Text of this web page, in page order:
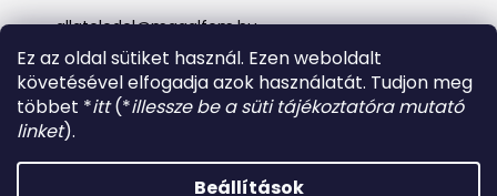
Ez az oldal sütiket használ. Ezen weboldalt
követésével elfogadja azok használatát. Tudjon meg
többet *itt(*illessze be a süti tájékoztatóra mutató
linket).
Beállítások
allateledel@magalfem.hu
+36 70 401 5088
https://www.facebook.com/profile.php?id=61574807
956737
magalfem_2013